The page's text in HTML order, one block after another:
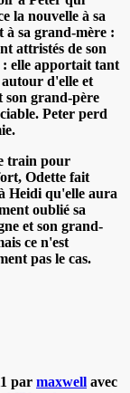
la nouvelle à sa
à sa grand-mère :
attristés de son
elle apportait tant
d'elle et
son grand-père
Peter perd
train pour
Odette fait
Heidi qu'elle aura
oublié sa
et son grand-
ce n'est
pas le cas.
par maxwell avec